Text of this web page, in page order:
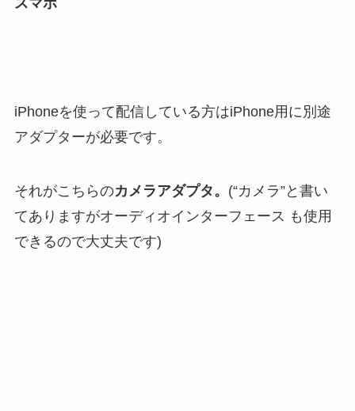
スマホ
iPhoneを使って配信している方はiPhone用に別途
アダプターが必要です。
それがこちらのカメラアダプタ。 (“カメラ”と書い
てありますがオーディオインターフェース も使用
できるので大丈夫です)